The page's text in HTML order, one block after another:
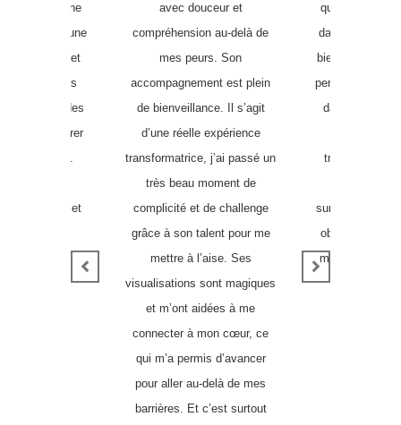
» avec Marine
dans une
et
auprès
travailler des
a été explorer
de moi.
avec Marine et
avec douceur et
compréhension au-delà de
mes peurs. Son
accompagnement est plein
de bienveillance. Il s’agit
d’une réelle expérience
transformatrice, j’ai passé un
très beau moment de
complicité et de challenge
grâce à son talent pour me
mettre à l’aise. Ses
visualisations sont magiques
et m’ont aidées à me
connecter à mon cœur, ce
qui m’a permis d’avancer
pour aller au-delà de mes
barrières. Et c’est surtout
qu’elle se
dans le métier
bien-être pour
personnes à se
dans leur vie
travail). Une
surmonter ses
obstacles qui
manquer pour